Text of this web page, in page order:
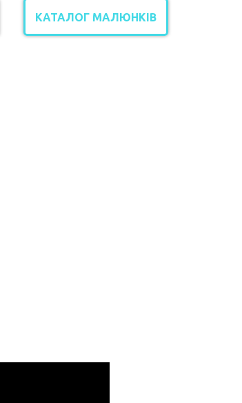
КАТАЛОГ МАЛЮНКІВ